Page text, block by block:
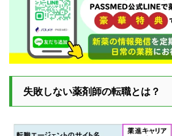
失敗しない薬剤師の転職とは？